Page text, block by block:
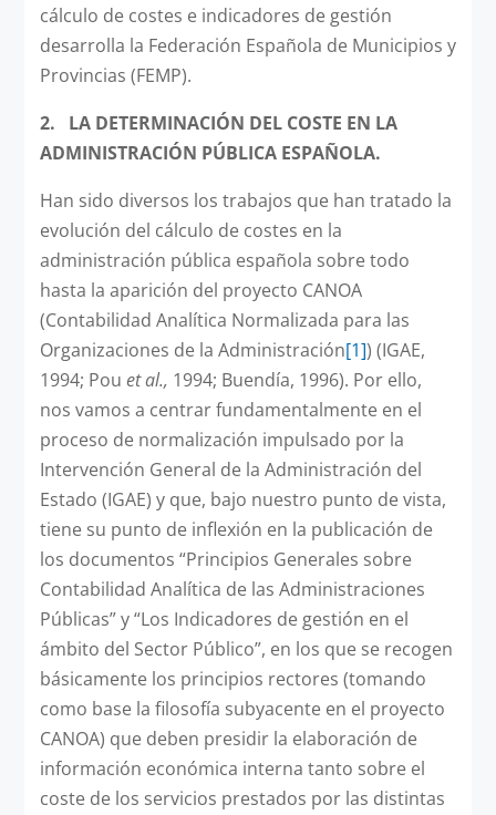
cálculo de costes e indicadores de gestión
desarrolla la Federación Española de Municipios y
Provincias (FEMP).
2. LA DETERMINACIÓN DEL COSTE EN LA
ADMINISTRACIÓN PÚBLICA ESPAÑOLA.
Han sido diversos los trabajos que han tratado la
evolución del cálculo de costes en la
administración pública española sobre todo
hasta la aparición del proyecto CANOA
(Contabilidad Analítica Normalizada para las
Organizaciones de la Administración[1]) (IGAE,
1994; Pou et al., 1994; Buendía, 1996). Por ello,
nos vamos a centrar fundamentalmente en el
proceso de normalización impulsado por la
Intervención General de la Administración del
Estado (IGAE) y que, bajo nuestro punto de vista,
tiene su punto de inflexión en la publicación de
los documentos “Principios Generales sobre
Contabilidad Analítica de las Administraciones
Públicas” y “Los Indicadores de gestión en el
ámbito del Sector Público”, en los que se recogen
básicamente los principios rectores (tomando
como base la filosofía subyacente en el proyecto
CANOA) que deben presidir la elaboración de
información económica interna tanto sobre el
coste de los servicios prestados por las distintas